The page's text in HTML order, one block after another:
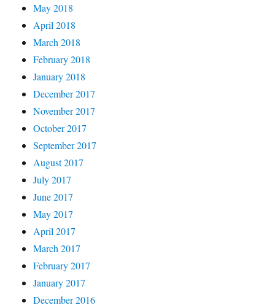
May 2018
April 2018
March 2018
February 2018
January 2018
December 2017
November 2017
October 2017
September 2017
August 2017
July 2017
June 2017
May 2017
April 2017
March 2017
February 2017
January 2017
December 2016